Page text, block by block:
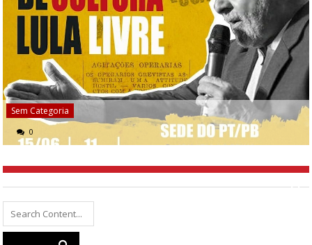
Sem Categoria
0
Search
for: